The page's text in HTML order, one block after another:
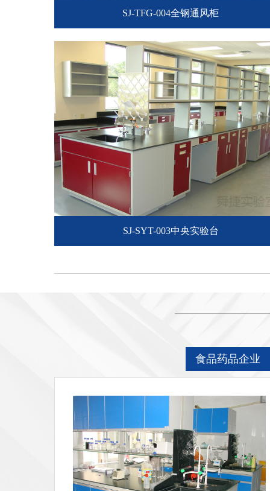
SJ-TFG-004全钢通风柜
SJ-SYT-003中央实验台
食品药品企业